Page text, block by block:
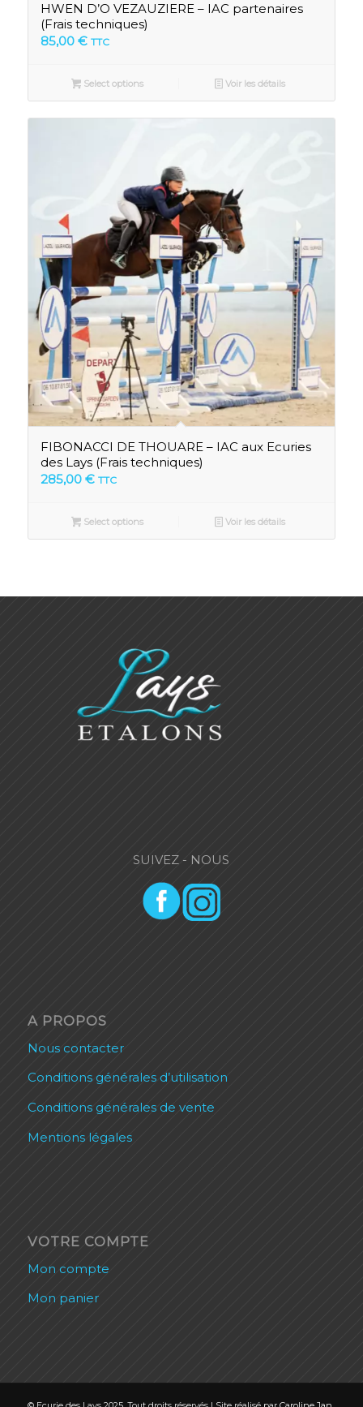
HWEN D’O VEZAUZIERE – IAC partenaires
(Frais techniques)
85,00 € TTC
Select options Voir les détails
FIBONACCI DE THOUARE – IAC aux Ecuries
des Lays (Frais techniques)
285,00 € TTC
Select options Voir les détails
SUIVEZ - NOUS
A PROPOS
Nous contacter
Conditions générales d’utilisation
Conditions générales de vente
Mentions légales
VOTRE COMPTE
Mon compte
Mon panier